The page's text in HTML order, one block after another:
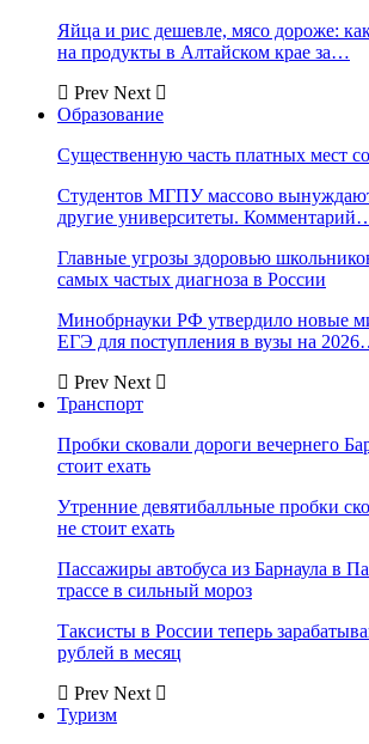
Яйца и рис дешевле, мясо дороже:
на продукты в Алтайском крае за…
Prev Next
Образование
Существенную часть платных мест
Студентов МГПУ массово вынуждают
другие университеты.
Главные угрозы здоровью
самых частых диагноза в России
Минобрнауки РФ утвердило новые
ЕГЭ для поступления в вузы на
Prev Next
Транспорт
Пробки сковали дороги вечернего
стоит ехать
Утренние девятибалльные пробки
не стоит ехать
Пассажиры автобуса из Барнаула в
трассе в сильный мороз
Таксисты в России теперь
рублей в месяц
Prev Next
Туризм